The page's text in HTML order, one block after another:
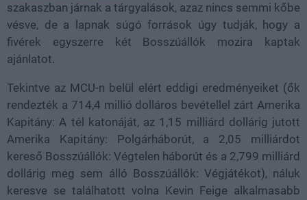
szakaszban járnak a tárgyalások, azaz nincs semmi kőbe
vésve, de a lapnak súgó források úgy tudják, hogy a
fivérek egyszerre két Bosszúállók mozira kaptak
ajánlatot.
Tekintve az MCU-n belül elért eddigi eredményeiket (ők
rendezték a 714,4 millió dolláros bevétellel zárt Amerika
Kapitány: A tél katonáját, az 1,15 milliárd dollárig jutott
Amerika Kapitány: Polgárháborút, a 2,05 milliárdot
kereső Bosszúállók: Végtelen háborút és a 2,799 milliárd
dollárig meg sem álló Bosszúállók: Végjátékot), náluk
keresve se találhatott volna Kevin Feige alkalmasabb